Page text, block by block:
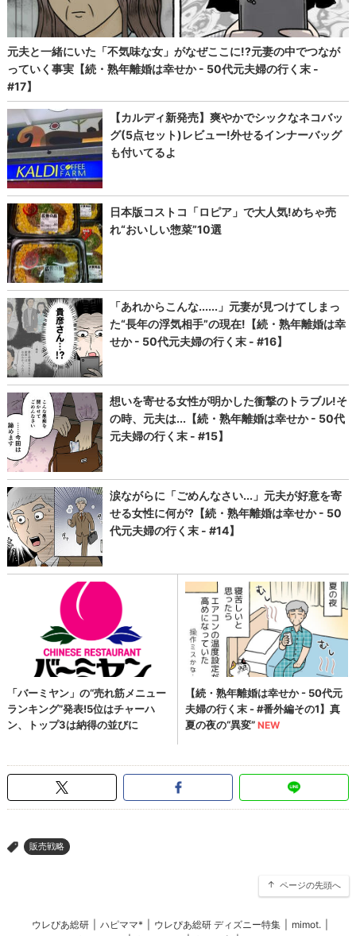
> 販売戦略
ページの先頭へ
ウレぴあ総研 ハピママ* ウレぴあ総研 ディズニー特集 mimot.